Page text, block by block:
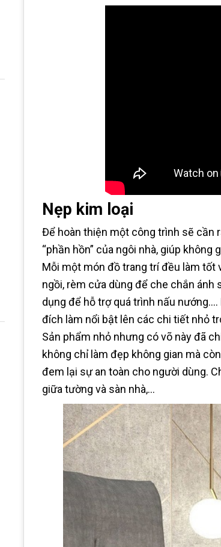
Nẹp kim loại
Để hoàn thiện một công trình sẽ cần
“phần hồn” của ngôi nhà, giúp
Mỗi một món đồ trang trí đều làm tốt
ngồi, rèm cửa dùng để che chắn ánh
dụng để hỗ trợ quá trình nấu
đích làm nổi bật lên các chi tiết nhỏ
Sản phẩm nhỏ nhưng có võ này đã
không chỉ làm đẹp không gian mà
đem lại sự an toàn cho người dùng.
giữa tường và sàn nhà,…